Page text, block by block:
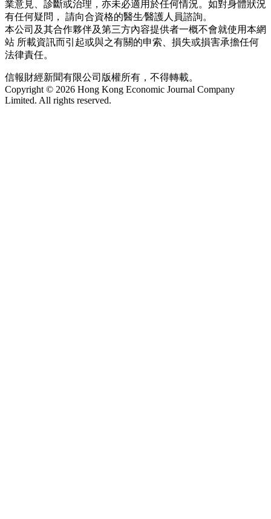
業意見、診斷或治理，亦未必適用於任何情況。如對身體狀況
有任何疑問， 請向合資格的醫生∕醫護人員諮詢。
本公司及其合作夥伴及第三方內容提供者一概不會就使用本網
站 所載資訊而引起或與之有關的申索、損失或損害承擔任何
法律責任。
信報財經新聞有限公司版權所有，不得轉載。
Copyright © 2026 Hong Kong Economic Journal Company
Limited. All rights reserved.